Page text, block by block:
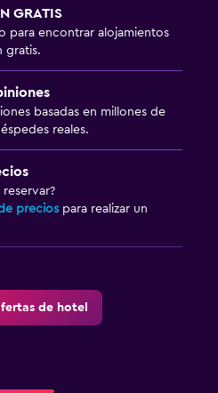
GRATIS
para encontrar alojamientos
gratis.
basadas en millones de
reales.
precios para realizar un
de hotel